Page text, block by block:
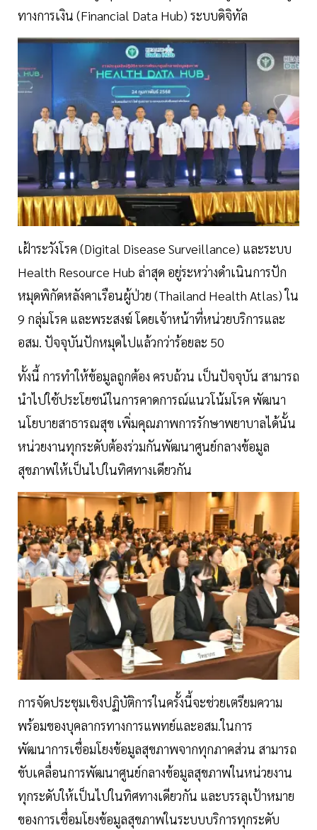
ทางการเงิน (Financial Data Hub) ระบบดิจิทัล
เฝ้าระวังโรค (Digital Disease Surveillance) และระบบ
Health Resource Hub ล่าสุด อยู่ระหว่างดำเนินการปัก
หมุดพิกัดหลังคาเรือนผู้ป่วย (Thailand Health Atlas) ใน
9 กลุ่มโรค และพระสงฆ์ โดยเจ้าหน้าที่หน่วยบริการและ
อสม. ปัจจุบันปักหมุดไปแล้วกว่าร้อยละ 50
ทั้งนี้ การทำให้ข้อมูลถูกต้อง ครบถ้วน เป็นปัจจุบัน สามารถ
นำไปใช้ประโยชน์ในการคาดการณ์แนวโน้มโรค พัฒนา
นโยบายสาธารณสุข เพิ่มคุณภาพการรักษาพยาบาลได้นั้น
หน่วยงานทุกระดับต้องร่วมกันพัฒนาศูนย์กลางข้อมูล
สุขภาพให้เป็นไปในทิศทางเดียวกัน
การจัดประชุมเชิงปฏิบัติการในครั้งนี้จะช่วยเตรียมความ
พร้อมของบุคลากรทางการแพทย์และอสม.ในการ
พัฒนาการเชื่อมโยงข้อมูลสุขภาพจากทุกภาคส่วน สามารถ
ขับเคลื่อนการพัฒนาศูนย์กลางข้อมูลสุขภาพในหน่วยงาน
ทุกระดับให้เป็นไปในทิศทางเดียวกัน และบรรลุเป้าหมาย
ของการเชื่อมโยงข้อมูลสุขภาพในระบบบริการทุกระดับ